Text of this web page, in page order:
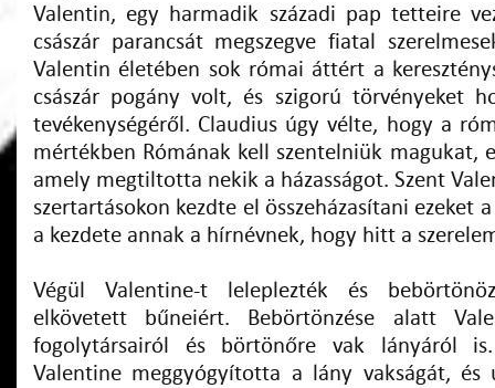
Valentin, egy harmadik századi pap tetteire
császár parancsát megszegve fiatal
Valentin életében sok római áttért a
császár pogány volt, és szigorú törvényeket
tevékenységéről. Claudius úgy vélte, hogy a
mértékben Rómának kell szentelniük magukat,
amely megtiltotta nekik a házasságot. Szent
szertartásokon kezdte el összeházasítani ezeket
a kezdete annak a hírnévnek, hogy hitt a
Végül Valentine-t leleplezték és
elkövetett bűneiért. Bebörtönzése alatt
fogolytársairól és börtönőre vak lányáról
Valentine meggyógyította a lány vakságát, és